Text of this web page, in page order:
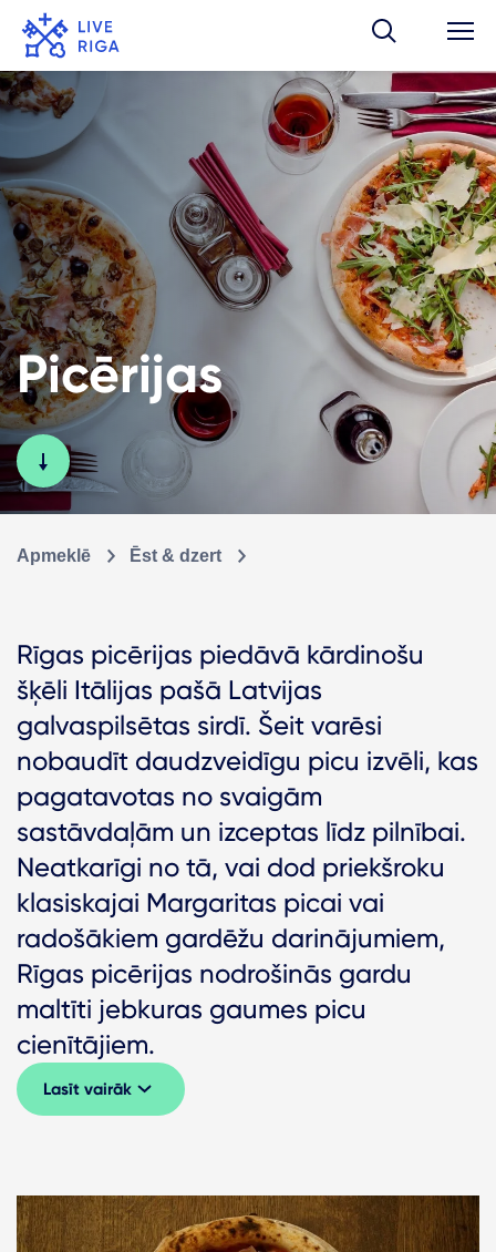
Picērijas
Apmeklē Ēst & dzert
Rīgas picērijas piedāvā kārdinošu
šķēli Itālijas pašā Latvijas
galvaspilsētas sirdī. Šeit varēsi
nobaudīt daudzveidīgu picu izvēli, kas
pagatavotas no svaigām
sastāvdaļām un izceptas līdz pilnībai.
Neatkarīgi no tā, vai dod priekšroku
klasiskajai Margaritas picai vai
radošākiem gardēžu darinājumiem,
Rīgas picērijas nodrošinās gardu
maltīti jebkuras gaumes picu
cienītājiem.
Lasīt vairāk